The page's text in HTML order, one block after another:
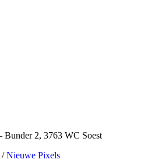
2, 3763 WC Soest
/Nieuwe Pixels